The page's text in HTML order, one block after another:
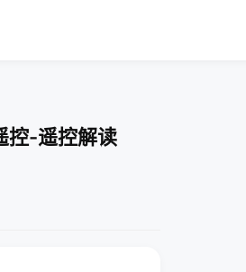
控-遥控解读